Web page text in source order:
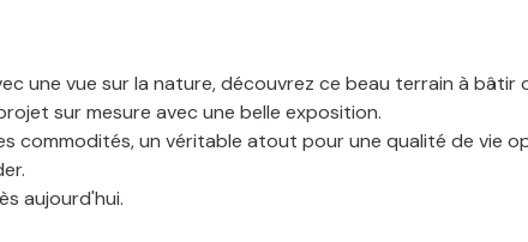
une vue sur la nature, découvrez ce beau terrain à bâtir
sur mesure avec une belle exposition.
commodités, un véritable atout pour une qualité de vie
aujourd'hui.